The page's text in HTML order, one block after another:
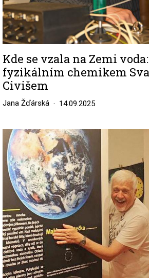
Kde se vzala na Zemi
fyzikálním chemikem
Civišem
Jana Žďárská 14.09.2025
Image